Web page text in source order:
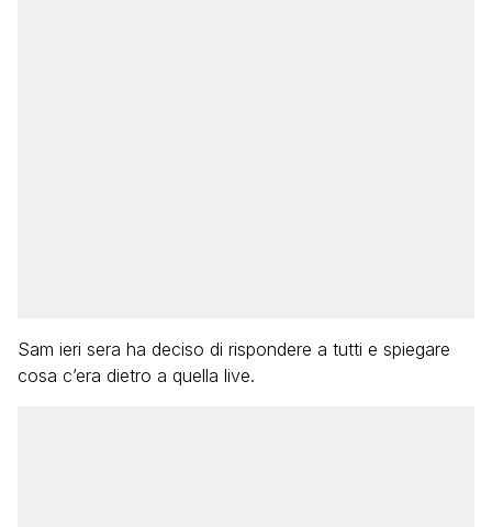
Sam ieri sera ha deciso di rispondere a tutti e spiegare
cosa c’era dietro a quella live.